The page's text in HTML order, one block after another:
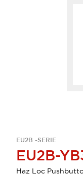
EU2B -SERIE
EU2B-
Haz Loc